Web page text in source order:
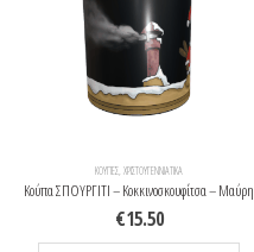
ΚΟΎΠΕΣ, ΧΡΙΣΤΟΥΓΕΝΝΙΆΤΙΚΑ
Κούπα ΣΠΟΥΡΓΙΤΙ – Κοκκινοσκουφίτσα – Μαύρη
€15.50